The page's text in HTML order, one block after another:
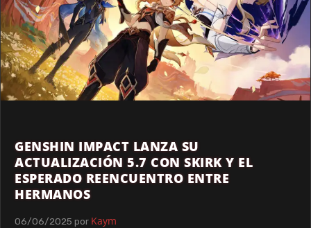
GENSHIN IMPACT LANZA SU
ACTUALIZACIÓN 5.7 CON SKIRK Y EL
ESPERADO REENCUENTRO ENTRE
HERMANOS
06/06/2025 por Kaym